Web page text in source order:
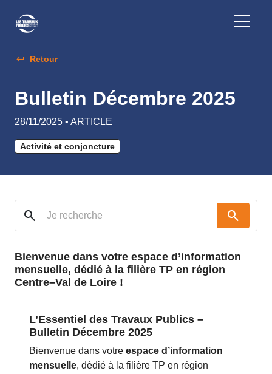
Retour
Bulletin Décembre 2025
28/11/2025 • ARTICLE
Activité et conjoncture
search search
Bienvenue dans votre espace d’information
mensuelle, dédié à la filière TP en région
Centre–Val de Loire !
L’Essentiel des Travaux Publics –
Bulletin Décembre 2025
Bienvenue dans votre espace d’information
mensuelle, dédié à la filière TP en région